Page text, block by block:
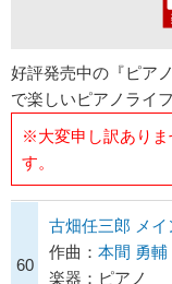
好評発売中の『ピア
で楽しいピアノライ
※大変申し訳ありま
す。
60
古畑任三郎 メイ
作曲： 本間 勇輔
楽器：ピアノ